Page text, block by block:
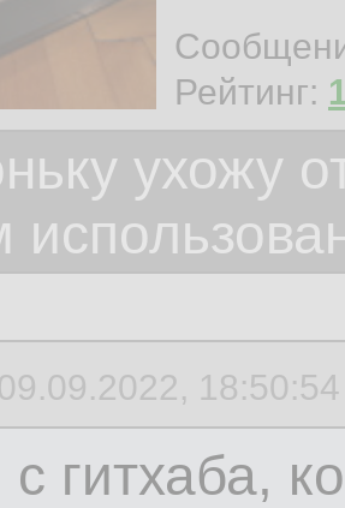
Рейтинг:
ухожу
09.09.2022, 18:50:54
с гитхаба,